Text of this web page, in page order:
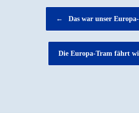
← Das war unser
Die Europa-Tram fährt